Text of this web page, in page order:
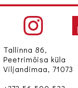
Tallinna 86,
Peetrimõisa küla
Viljandimaa, 71073